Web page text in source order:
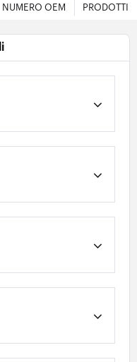
NUMERO OEM PRODOTTI